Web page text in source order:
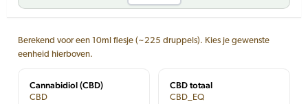
Berekend voor een 10ml flesje (~225 druppels). Kies je gewenste
eenheid hierboven.
Cannabidiol (CBD)
CBD
CBD totaal
CBD_EQ